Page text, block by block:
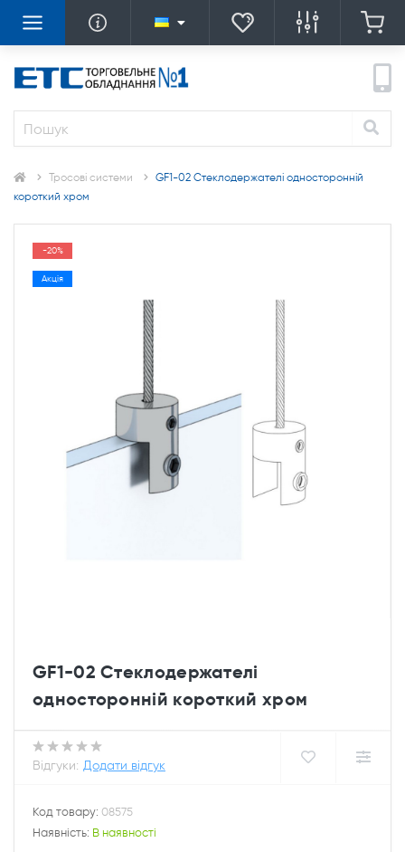
Тросові системи
GF1-02 Стеклодержателі односторонній
короткий хром
-20%
Акція
GF1-02 Стеклодержателі
односторонній короткий хром
Відгуки: Додати відгук
Код товару: 08575
Наявність: В наявності